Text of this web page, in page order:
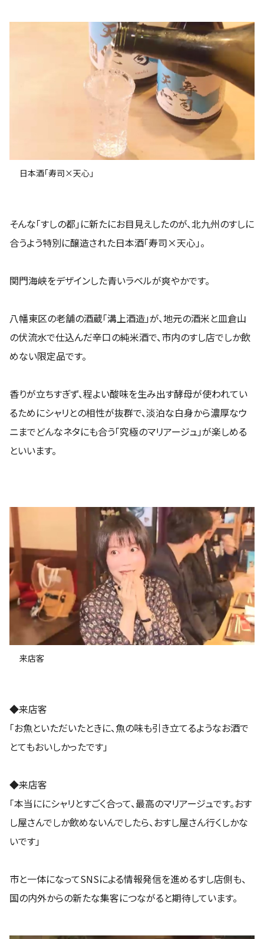
日本酒「寿司×天心」
そんな「すしの都」に新たにお目見えしたのが、北九州のすしに
合うよう特別に醸造された日本酒「寿司×天心」。
関門海峡をデザインした青いラベルが爽やかです。
八幡東区の老舗の酒蔵「溝上酒造」が、地元の酒米と皿倉山
の伏流水で仕込んだ辛口の純米酒で、市内のすし店でしか飲
めない限定品です。
香りが立ちすぎず、程よい酸味を生み出す酵母が使われてい
るためにシャリとの相性が抜群で、淡泊な白身から濃厚なウ
ニまでどんなネタにも合う「究極のマリアージュ」が楽しめる
といいます。
来店客
◆来店客
「お魚といただいたときに、魚の味も引き立てるようなお酒で
とてもおいしかったです」
◆来店客
「本当ににシャリとすごく合って、最高のマリアージュです。おす
し屋さんでしか飲めないんでしたら、おすし屋さん行くしかな
いです」
市と一体になってSNSによる情報発信を進めるすし店側も、
国の内外からの新たな集客につながると期待しています。